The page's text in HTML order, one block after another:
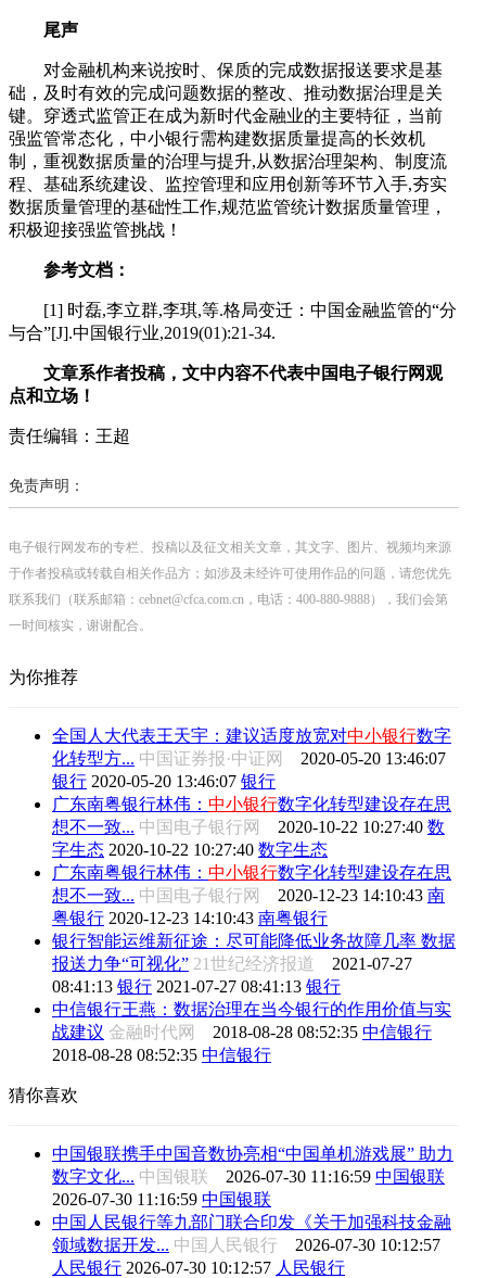
尾声
对金融机构来说按时、保质的完成数据报送要求是基
础，及时有效的完成问题数据的整改、推动数据治理是关
键。穿透式监管正在成为新时代金融业的主要特征，当前
强监管常态化，中小银行需构建数据质量提高的长效机
制，重视数据质量的治理与提升,从数据治理架构、制度流
程、基础系统建设、监控管理和应用创新等环节入手,夯实
数据质量管理的基础性工作,规范监管统计数据质量管理，
积极迎接强监管挑战！
参考文档：
[1] 时磊,李立群,李琪,等.格局变迁：中国金融监管的“分
与合”[J].中国银行业,2019(01):21-34.
文章系作者投稿，文中内容不代表中国电子银行网观
点和立场！
责任编辑：王超
免责声明：
电子银行网发布的专栏、投稿以及征文相关文章，其文字、图片、视频均来源
于作者投稿或转载自相关作品方；如涉及未经许可使用作品的问题，请您优先
联系我们（联系邮箱：cebnet@cfca.com.cn，电话：400-880-9888），我们会第
一时间核实，谢谢配合。
为你推荐
全国人大代表王天宇：建议适度放宽对中小银行数字
化转型方... 中国证券报·中证网 2020-05-20 13:46:07
银行 2020-05-20 13:46:07 银行
广东南粤银行林伟： 中小银行数字化转型建设存在思
想不一致... 中国电子银行网 2020-10-22 10:27:40 数
字生态 2020-10-22 10:27:40 数字生态
广东南粤银行林伟： 中小银行数字化转型建设存在思
想不一致... 中国电子银行网 2020-12-23 14:10:43 南
粤银行 2020-12-23 14:10:43 南粤银行
银行智能运维新征途：尽可能降低业务故障几率 数据
报送力争“可视化” 21世纪经济报道 2021-07-27
08:41:13 银行 2021-07-27 08:41:13 银行
中信银行王燕：数据治理在当今银行的作用价值与实
战建议 金融时代网 2018-08-28 08:52:35 中信银行
2018-08-28 08:52:35 中信银行
猜你喜欢
中国银联携手中国音数协亮相“中国单机游戏展” 助力
数字文化... 中国银联 2026-07-30 11:16:59 中国银联
2026-07-30 11:16:59 中国银联
中国人民银行等九部门联合印发《关于加强科技金融
领域数据开发... 中国人民银行 2026-07-30 10:12:57
人民银行 2026-07-30 10:12:57 人民银行